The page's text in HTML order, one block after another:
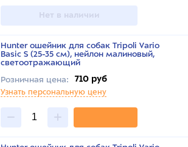
Нет в наличии
Hunter ошейник для собак Tripoli Vario
Basic S (25-35 см), нейлон малиновый,
светоотражающий
Розничная цена:
710 руб
Узнать персональную цену